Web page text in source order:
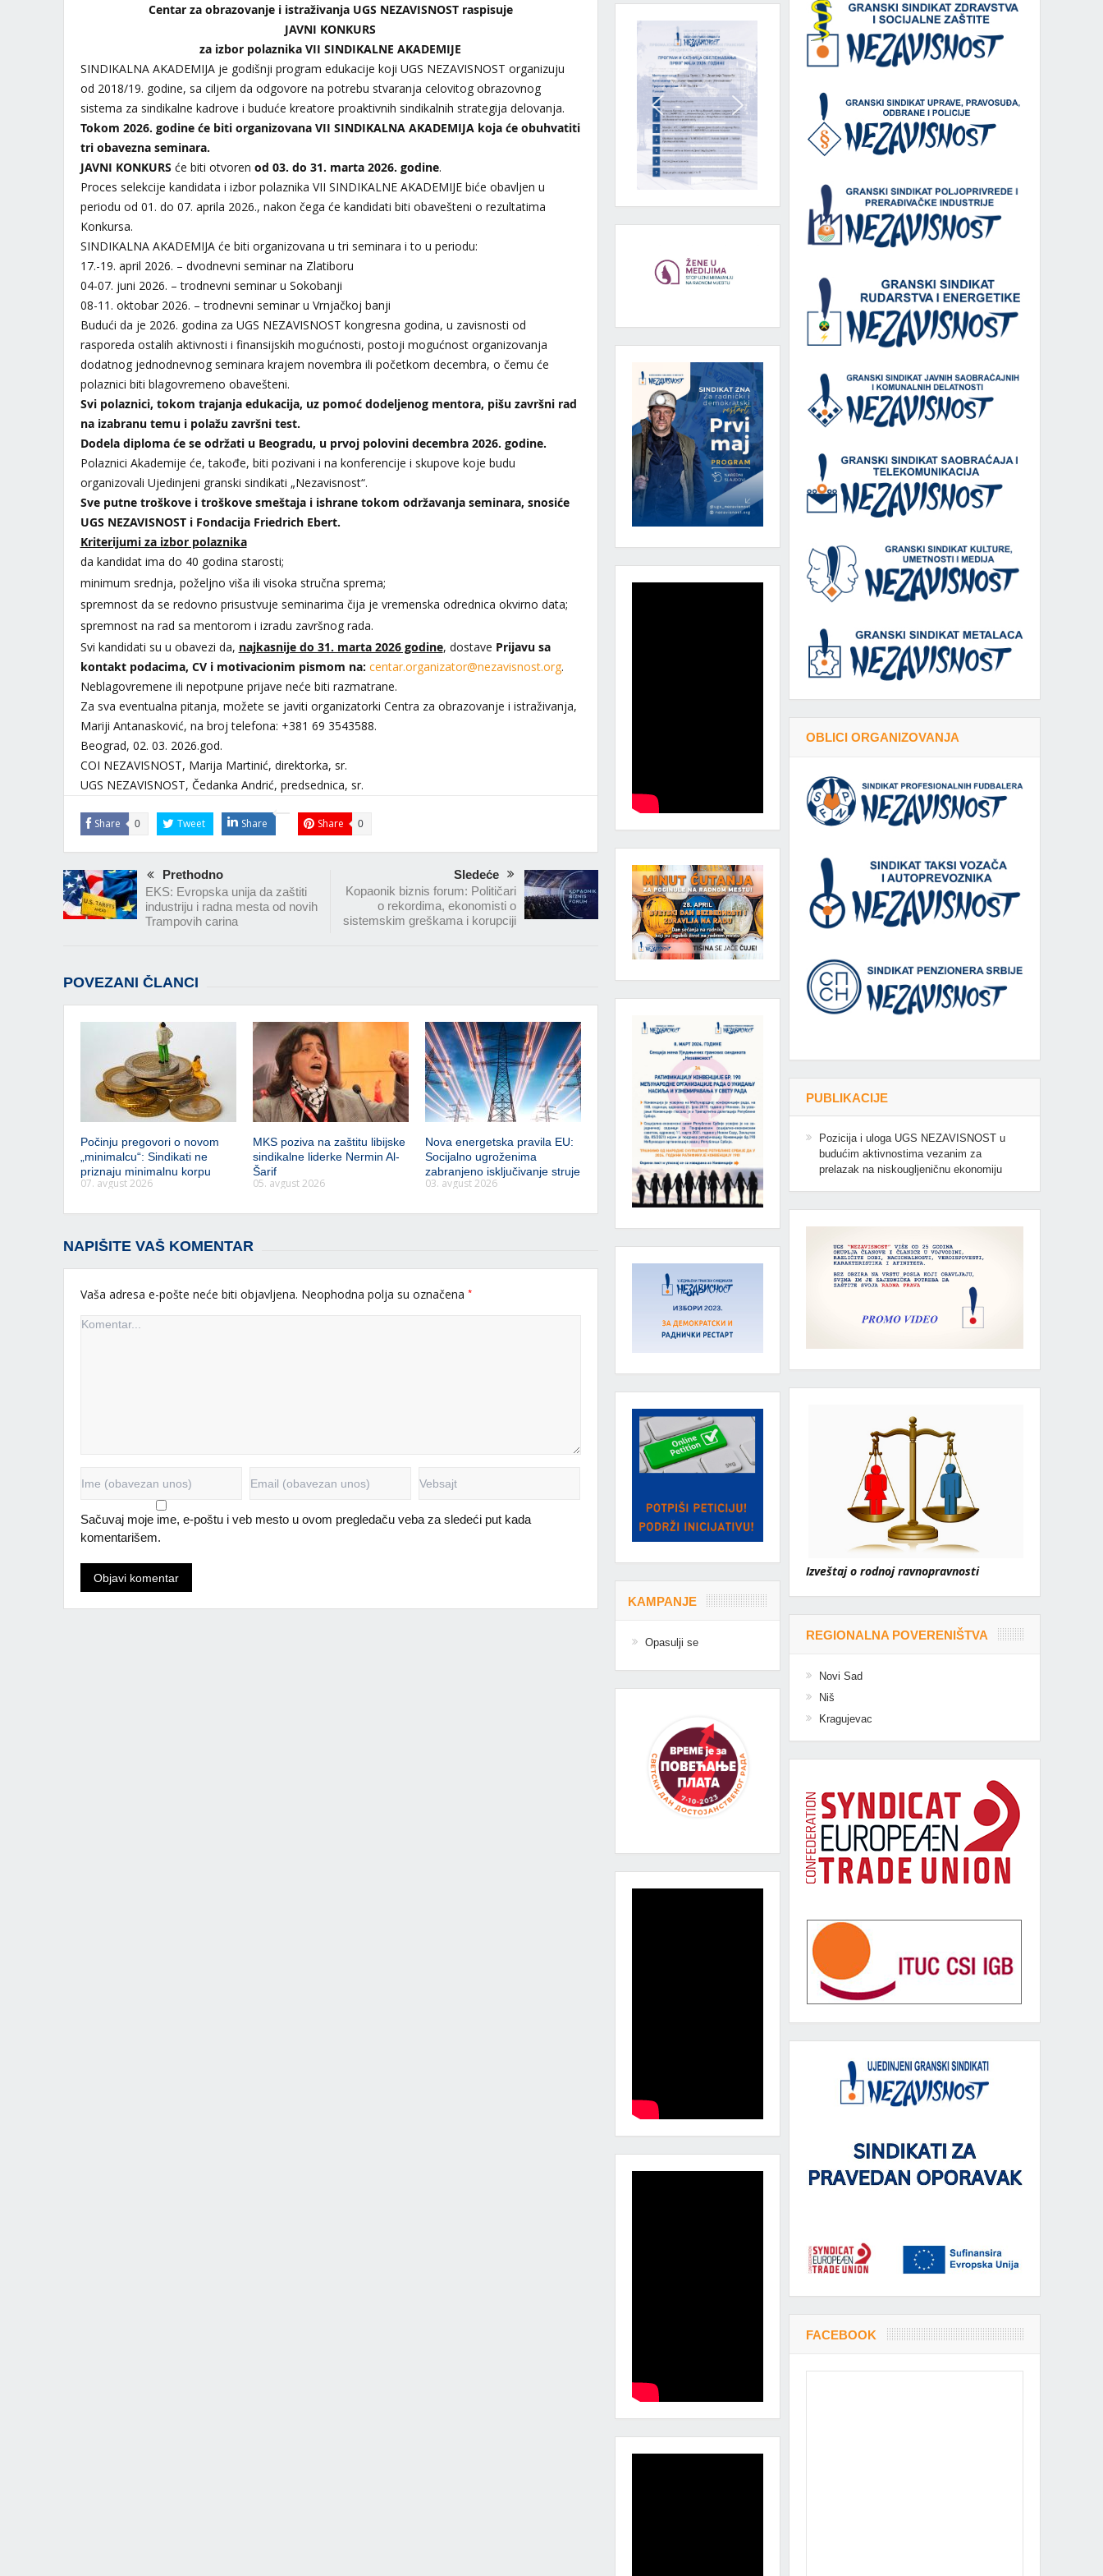
Centar za obrazovanje i istraživanja UGS NEZAVISNOST raspisuje
JAVNI KONKURS
za izbor polaznika VII SINDIKALNE AKADEMIJE
SINDIKALNA AKADEMIJA je godišnji program edukacije koji UGS NEZAVISNOST organizuju
od 2018/19. godine, sa ciljem da odgovore na potrebu stvaranja celovitog obrazovnog
sistema za sindikalne kadrove i buduće kreatore proaktivnih sindikalnih strategija delovanja.
Tokom 2026. godine će biti organizovana VII SINDIKALNA AKADEMIJA koja će obuhvatiti
tri obavezna seminara.
JAVNI KONKURS će biti otvoren od 03. do 31. marta 2026. godine.
Proces selekcije kandidata i izbor polaznika VII SINDIKALNE AKADEMIJE biće obavljen u
periodu od 01. do 07. aprila 2026., nakon čega će kandidati biti obavešteni o rezultatima
Konkursa.
SINDIKALNA AKADEMIJA će biti organizovana u tri seminara i to u periodu:
17.-19. april 2026. – dvodnevni seminar na Zlatiboru
04-07. juni 2026. – trodnevni seminar u Sokobanji
08-11. oktobar 2026. – trodnevni seminar u Vrnjačkoj banji
Budući da je 2026. godina za UGS NEZAVISNOST kongresna godina, u zavisnosti od
rasporeda ostalih aktivnosti i finansijskih mogućnosti, postoji mogućnost organizovanja
dodatnog jednodnevnog seminara krajem novembra ili početkom decembra, o čemu će
polaznici biti blagovremeno obavešteni.
Svi polaznici, tokom trajanja edukacija, uz pomoć dodeljenog mentora, pišu završni rad
na izabranu temu i polažu završni test.
Dodela diploma će se održati u Beogradu, u prvoj polovini decembra 2026. godine.
Polaznici Akademije će, takođe, biti pozivani i na konferencije i skupove koje budu
organizovali Ujedinjeni granski sindikati „Nezavisnost“.
Sve putne troškove i troškove smeštaja i ishrane tokom održavanja seminara, snosiće
UGS NEZAVISNOST i Fondacija Friedrich Ebert.
Kriterijumi za izbor polaznika
da kandidat ima do 40 godina starosti;
minimum srednja, poželjno viša ili visoka stručna sprema;
spremnost da se redovno prisustvuje seminarima čija je vremenska odrednica okvirno data;
spremnost na rad sa mentorom i izradu završnog rada.
Svi kandidati su u obavezi da, najkasnije do 31. marta 2026 godine, dostave Prijavu sa
kontakt podacima, CV i motivacionim pismom na: centar.organizator@nezavisnost.org.
Neblagovremene ili nepotpune prijave neće biti razmatrane.
Za sva eventualna pitanja, možete se javiti organizatorki Centra za obrazovanje i istraživanja,
Mariji Antanasković, na broj telefona: +381 69 3543588.
Beograd, 02. 03. 2026.god.
COI NEZAVISNOST, Marija Martinić, direktorka, sr.
UGS NEZAVISNOST, Čedanka Andrić, predsednica, sr.
Share 0 Tweet Share Share 0
Prethodno
EKS: Evropska unija da zaštiti
industriju i radna mesta od novih
Trampovih carina
Sledeće
Kopaonik biznis forum: Političari
o rekordima, ekonomisti o
sistemskim greškama i korupciji
POVEZANI ČLANCI
Počinju pregovori o novom
„minimalcu“: Sindikati ne
priznaju minimalnu korpu
07. avgust 2026
MKS poziva na zaštitu libijske
sindikalne liderke Nermin Al-
Šarif
05. avgust 2026
Nova energetska pravila EU:
Socijalno ugroženima
zabranjeno isključivanje struje
03. avgust 2026
NAPIŠITE VAŠ KOMENTAR
Vaša adresa e-pošte neće biti objavljena. Neophodna polja su označena *
Sačuvaj moje ime, e-poštu i veb mesto u ovom pregledaču veba za sledeći put kada
komentarišem.
KAMPANJE
Opasulji se
OBLICI ORGANIZOVANJA
PUBLIKACIJE
Pozicija i uloga UGS NEZAVISNOST u
budućim aktivnostima vezanim za
prelazak na niskougljeničnu ekonomiju
Izveštaj o rodnoj ravnopravnosti
REGIONALNA POVERENIŠTVA
Novi Sad
Niš
Kragujevac
FACEBOOK